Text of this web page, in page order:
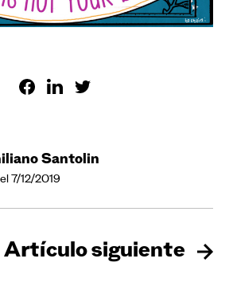
Santolin
7/12/2019
Artículo siguiente